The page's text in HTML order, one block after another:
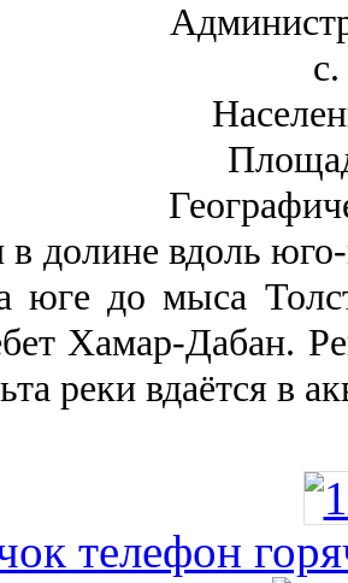
долине вдоль
юге до мыса
Хамар-Дабан.
реки вда­ётся в